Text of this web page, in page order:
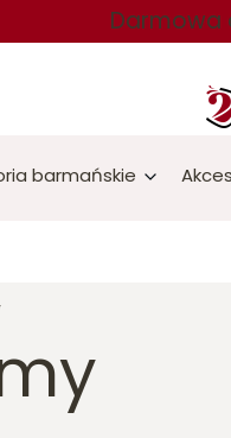
Darmowa
barmańskie